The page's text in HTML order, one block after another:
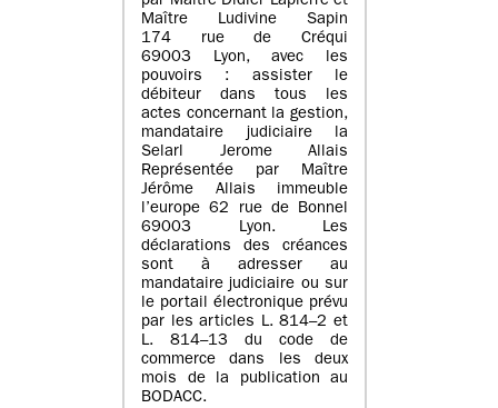
Maître Ludivine Sapin
174 rue de Créqui
69003 Lyon, avec les
pouvoirs : assister le
débiteur dans tous les
actes concernant la gestion,
mandataire judiciaire la
Selarl Jerome Allais
Représentée par Maître
Jérôme Allais immeuble
l’europe 62 rue de Bonnel
69003 Lyon. Les
déclarations des créances
sont à adresser au
mandataire judiciaire ou sur
le portail électronique prévu
par les articles L. 814–2 et
L. 814–13 du code de
commerce dans les deux
mois de la publication au
BODACC.